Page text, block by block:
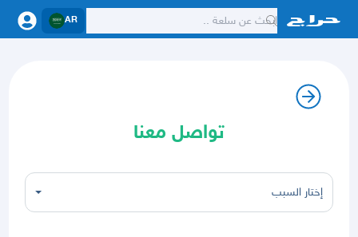
AR
تواصل معنا
إختار السبب